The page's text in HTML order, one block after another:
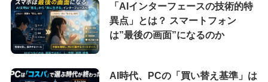
「AIインターフェースの技術的特
異点」とは？ スマートフォン
は”最後の画面”になるのか
AI時代、PCの「買い替え基準」は